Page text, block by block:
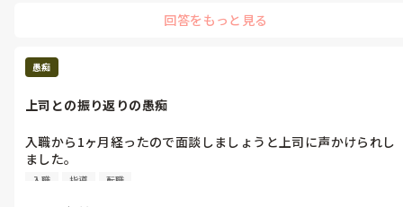
に指示するのは早いように感じますね🥲無理に手放されても不安ば
のでしょうか。
また他の科の同期などいたら、相談してみて同じ状況なのか知りた
回答をもっと見る
愚痴
上司との振り返りの愚痴
入職から1ヶ月経ったので面談しましょうと上司に声かけられし
ました。
面談というフォロー体制がある事や、先輩さんたちも優しく指導
入職 指導 転職